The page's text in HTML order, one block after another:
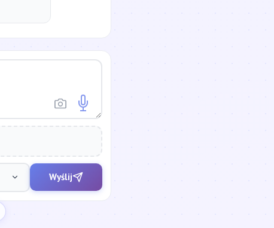
Wyślij